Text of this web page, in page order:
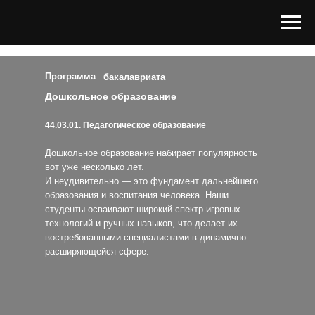
44.03.01. Педагогическое образование
Дошкольное образование
Дошкольное образование набирает популярность
вот уже несколько лет.
И неудивительно — это фундамент дальнейшего
образования и воспитания человека. Наши
студенты осваивают широкий спектр игровых
технологий и ручных навыков, что делает их
востребованными специалистами в динамично
расширяющейся сфере.
Программа бакалавриата